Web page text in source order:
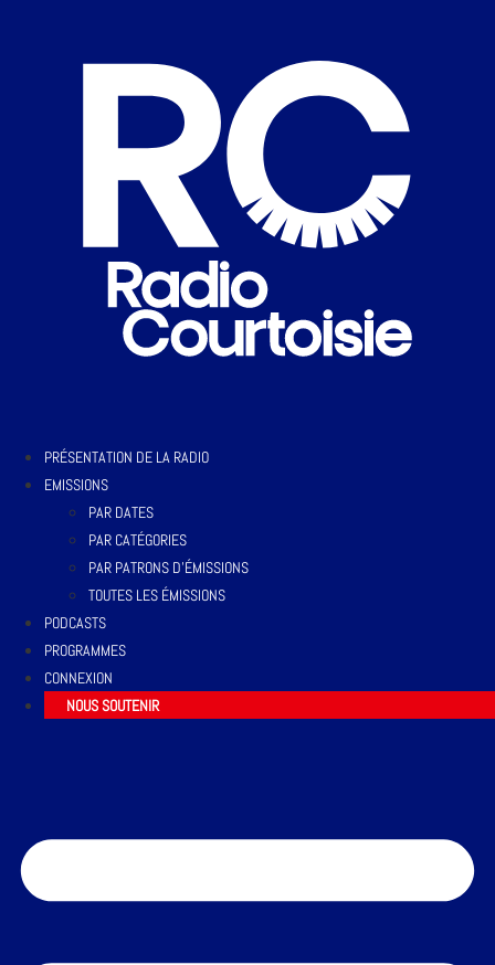
PRÉSENTATION DE LA RADIO
EMISSIONS
PAR DATES
PAR CATÉGORIES
PAR PATRONS D’ÉMISSIONS
TOUTES LES ÉMISSIONS
PODCASTS
PROGRAMMES
CONNEXION
NOUS SOUTENIR